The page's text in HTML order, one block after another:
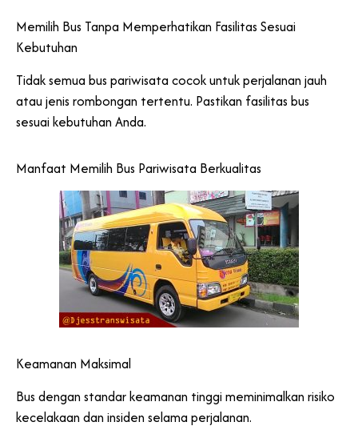
Memilih Bus Tanpa Memperhatikan Fasilitas Sesuai
Kebutuhan
Tidak semua bus pariwisata cocok untuk perjalanan jauh
atau jenis rombongan tertentu. Pastikan fasilitas bus
sesuai kebutuhan Anda.
Manfaat Memilih Bus Pariwisata Berkualitas
Keamanan Maksimal
Bus dengan standar keamanan tinggi meminimalkan risiko
kecelakaan dan insiden selama perjalanan.